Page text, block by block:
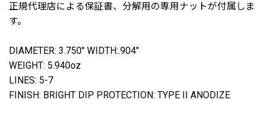
正規代理店による保証書、分解用の専用ナットが付属しま
す。
DIAMETER: 3.750" WIDTH:.904"
WEIGHT: 5.940oz
LINES: 5-7
FINISH: BRIGHT DIP PROTECTION: TYPE II ANODIZE